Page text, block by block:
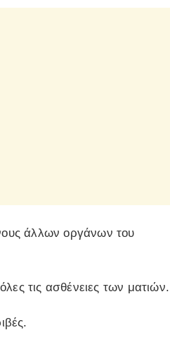
άλλων οργάνων του
τις ασθένειες των ματιών.